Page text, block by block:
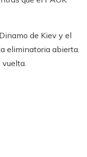
de Kiev y el
eliminatoria abierta.